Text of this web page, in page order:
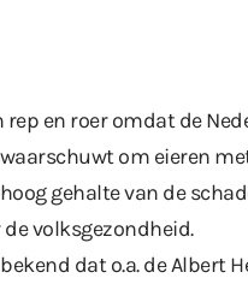
en roer omdat de
om eieren
gehalte van de
volksgezondheid.
dat o.a. de Albert